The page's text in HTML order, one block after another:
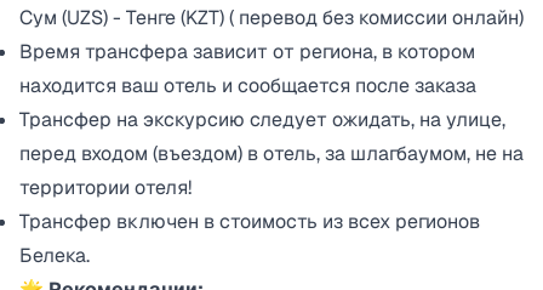
Сум (UZS) - Тенге (KZT) ( перевод без комиссии онлайн)
Время трансфера зависит от региона, в котором
находится ваш отель и сообщается после заказа
Трансфер на экскурсию следует ожидать, на улице,
перед входом (въездом) в отель, за шлагбаумом, не на
территории отеля!
Трансфер включен в стоимость из всех регионов
Белека.